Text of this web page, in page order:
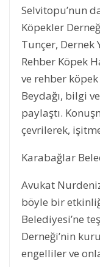
Selvitopu’nun
Köpekler
Tunçer, Dernek
Rehber Köpek
ve rehber
Beydağı, bilgi
paylaştı.
çevrilerek,
Karabağlar
Avukat
böyle bir
Belediyesi’ne
Derneği’nin
engelliler ve